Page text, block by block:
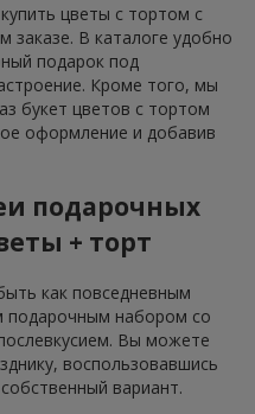
цветы с тортом с
заказе. В каталоге удобно
подарок под
Кроме того, мы
букет цветов с тортом
оформление и добавив
подарочных
+ торт
как повседневным
подарочным набором со
Вы можете
воспользовавшись
вариант.